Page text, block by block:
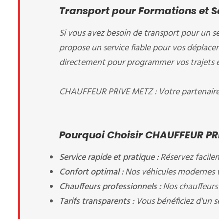
Transport pour Formations et
Si vous avez besoin de transport pour un
propose un service fiable pour vos
directement pour programmer vos trajets
CHAUFFEUR PRIVE METZ : Votre
Pourquoi Choisir CHAUFFEUR
Service rapide et pratique :Réservez
Confort optimal :Nos véhicules
Chauffeurs professionnels :Nos
Tarifs transparents :Vous bénéficiez d'un